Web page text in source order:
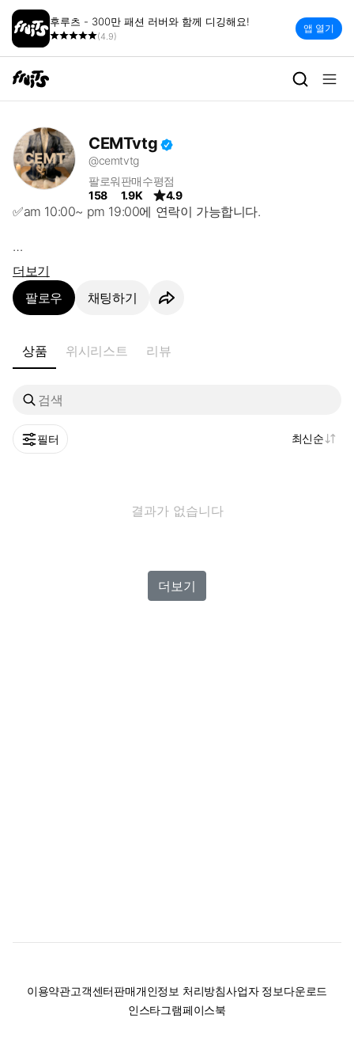
후루츠 - 300만 패션 러버와 함께 디깅해요!
(4.9)
앱 열기
CEMTvtg | 빈티지 세컨핸드 패
CEMTvtg
@cemtvtg
팔로워
158
판매수
1.9K
평점
4.9
✅am 10:00~ pm 19:00에 연락이 가능합니다.
✅모든 문의는 메세지 주시면 감사하겠습니다.
✅택 사이즈보다는 실측 사이즈 참고해 주시길 바랍니다
(수입제품들이라 사이즈가 많이 달라요.)
✅ 빈티지 특성상 저희가 발견하지 못한 오염이나 하자가 있
을 수 있습니다.
(신중하게 구매 부탁드리며, 상태에 예민하신 분들은 구매를
더보기
팔로우
채팅하기
상품 위시리스트 리뷰
필터 최신순
결과가 없습니다
더보기
이용약관고객센터판매개인정보 처리방침사업자 정보다운로드
인스타그램페이스북